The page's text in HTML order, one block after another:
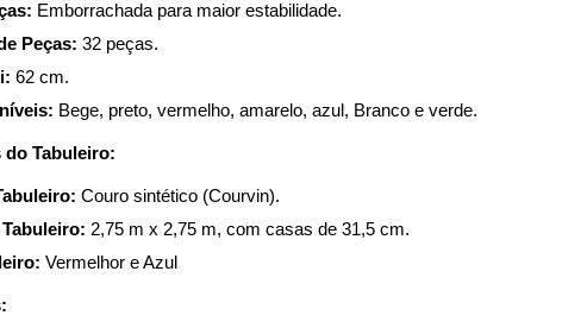
Emborrachada para maior estabilidade.
Peças: 32 peças.
62 cm.
Bege, preto, vermelho, amarelo, azul, Branco e verde.
Tabuleiro:
Couro sintético (Courvin).
2,75 m x 2,75 m, com casas de 31,5 cm.
Vermelhor e Azul